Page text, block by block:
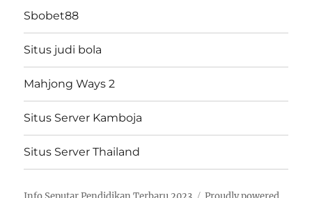
Sbobet88
Situs judi bola
Mahjong Ways 2
Situs Server Kamboja
Situs Server Thailand